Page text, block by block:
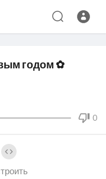
годом ✿
0